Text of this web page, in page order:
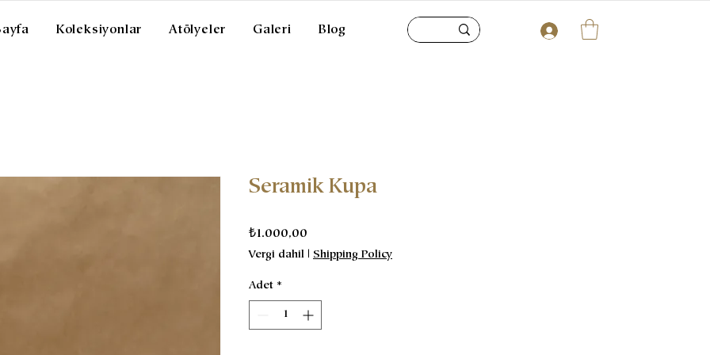
Koleksiyonlar Atölyeler Galeri Blog
Seramik Kupa
₺1.000,00
Vergi dahil | Shipping Policy
Adet *